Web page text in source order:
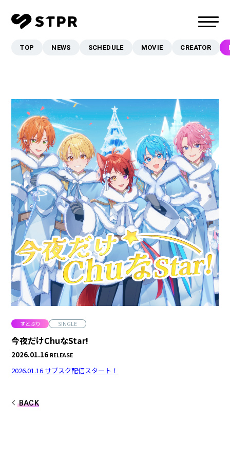
TOP NEWS SCHEDULE MOVIE CREATOR
TOP
MOVIE
CREATOR
MUSIC
EVENT/LIVE
STORE
FANCLUB
合計フォロワー数
86,248,855
合計再生数
199.44 億
CREATOR
すとぷり
莉犬
ジェル
すとぷり SINGLE
今夜だけChuなStar!
2026.01.16 RELEASE
2026.01.16 サブスク配信スタート！
BACK